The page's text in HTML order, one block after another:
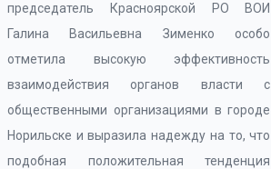
председатель Красноярской РО ВОИ
Галина Васильевна Зименко особо
отметила высокую эффективность
взаимодействия органов власти с
общественными организациями в городе
Норильске и выразила надежду на то, что
подобная положительная тенденция